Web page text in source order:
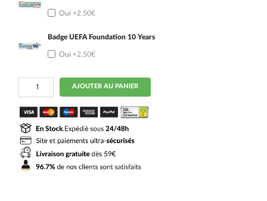
Oui +2.50€
Badge UEFA Foundation 10 Years
Oui +2.50€
quantité
Maillot
Croatie
Domicile
2026
2027
AJOUTER AU PANIER